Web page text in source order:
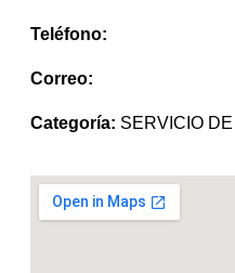
Teléfono:
Correo:
Categoría: SERVICIO